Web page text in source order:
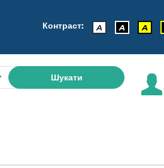
Контраст: A A A
Шукати